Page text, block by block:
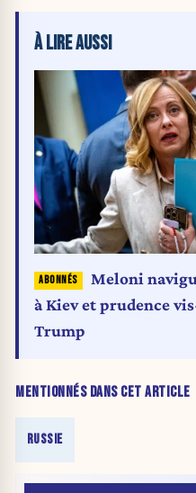
MENTIONNÉS DANS CET ARTICLE
RUSSIE
À LIRE AUSSI
Meloni
à Kiev et prudence
Trump